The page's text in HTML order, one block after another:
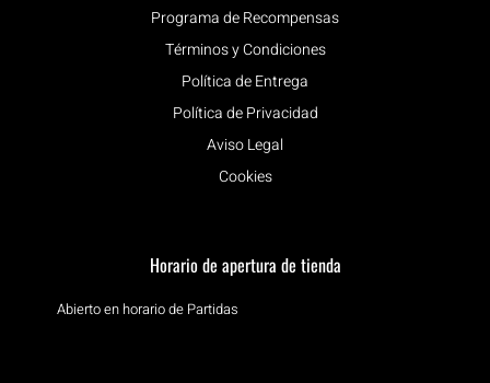
Programa de Recompensas
Términos y Condiciones
Política de Entrega
Política de Privacidad
Aviso Legal
Cookies
Horario de apertura de tienda
Abierto en horario de Partidas